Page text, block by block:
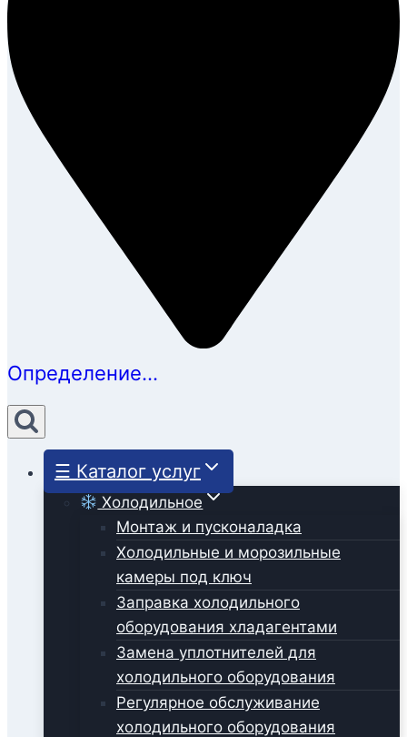
Определение...
☰ Каталог услуг
Холодильное
Монтаж и пусконаладка
Холодильные и морозильные
камеры под ключ
Заправка холодильного
оборудования хладагентами
Замена уплотнителей для
холодильного оборудования
Регулярное обслуживание
холодильного оборудования